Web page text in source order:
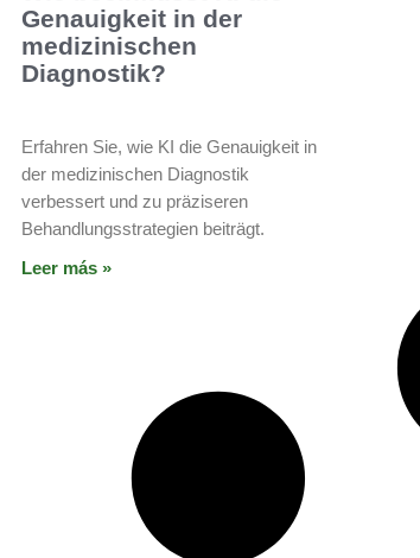
Genauigkeit in der
medizinischen
Diagnostik?
Erfahren Sie, wie KI die Genauigkeit in
der medizinischen Diagnostik
verbessert und zu präziseren
Behandlungsstrategien beiträgt.
Leer más »